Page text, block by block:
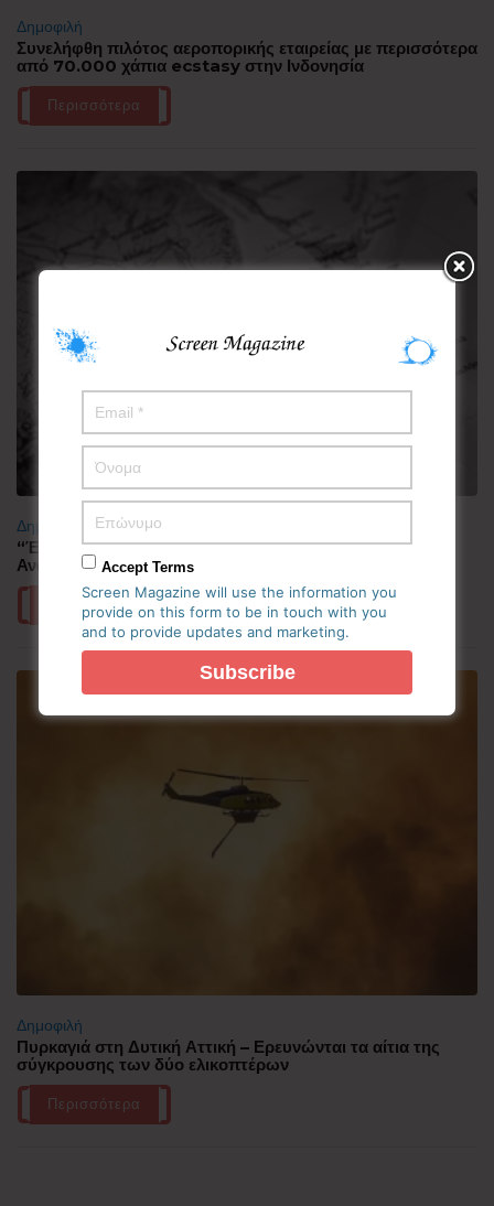
Δημοφιλή
Συνελήφθη πιλότος αεροπορικής εταιρείας με περισσότερα
από 70.000 χάπια ecstasy στην Ινδονησία
Περισσότερα
Δημοφιλή
“Έλιωσε” από τη ζέστη η Κορεατική Χερσόνησος –
Ανάσες δροσιάς αναζητούν οι πολίτες
Περισσότερα
Δημοφιλή
Πυρκαγιά στη Δυτική Αττική – Ερευνώνται τα αίτια της
σύγκρουσης των δύο ελικοπτέρων
Περισσότερα
Accept Terms
Screen Magazine will use the information you
provide on this form to be in touch with you
and to provide updates and marketing.